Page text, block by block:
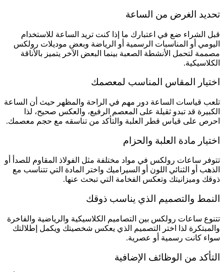
تحديد الغرض من الساعة
قبل الشراء ضع في اعتبارك ما إذا كنت تريد الساعة للاستخدام
اليومي أو المناسبات الرسمية أو الرياضة وبعض موديلات رولكس
مصممة لتحمل الأنشطة الصعبة بينما البعض الآخر يتميز بالأناقة
الكلاسيكية.
اختيار المقاس المناسب لمعصمك
تلعب قياسات الساعة دور مهم في الراحة والمظهر حيث أن الساعة
الكبيرة قد تبدو ثقيلة على المعصم الرفيع، والعكس صحيح، لذا
احرص على قياس قطر العلبة والتأكد من تناسقه مع حجم معصمك.
اختيار مادة العلبة والحزام
تتوفر ساعات رولكس في مواد مختلفة مثل الفولاذ المقاوم للصدأ أو
الذهب أو الثنائي اللون أو السيراميك واختر المادة التي تتناسب مع
ذوقك وميزانيتك وتعكس الفخامة التي تبحث عنها.
النمط والتصميم الذي يناسب ذوقك
تتنوع ساعات رولكس بين التصاميم الكلاسيكية والرياضية والفاخرة
والمبتكرة لذا اختر التصميم الذي يعكس شخصيتك ويكمل إطلالتك
سواء كانت رسمية أو عصرية.
التأكد من الوظائف الإضافية